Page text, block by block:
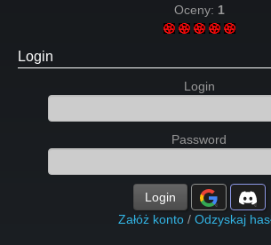
Oceny: 1
Login
Login
Password
Login
Załóż konto / Odzyskaj